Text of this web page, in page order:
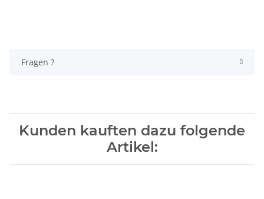
Fragen ?
Kunden kauften dazu folgende
Artikel: